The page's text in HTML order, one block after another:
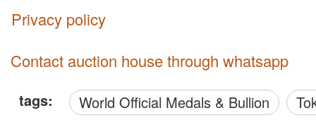
Privacy policy
Contact auction house through whatsapp
tags: World Official Medals & Bullion